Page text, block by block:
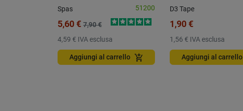
Spas 51200
5,60 € 7,90 €
4,59 € IVA esclusa
Aggiungi al carrello add_shopping_cart
D3 Tape
1,90 €
1,56 € IVA esclusa
Aggiungi al carrello